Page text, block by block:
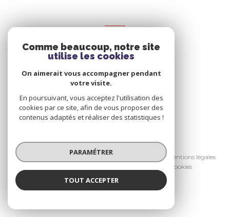
Nous suivre
© 2026 | Tous droits réservés
Nos honoraires
Nos partenaires
Mentions légales
Cookies
Réalisé par :
Comme beaucoup, notre site
utilise les cookies
On aimerait vous accompagner pendant
votre visite.
En poursuivant, vous acceptez l'utilisation des
cookies par ce site, afin de vous proposer des
contenus adaptés et réaliser des statistiques !
PARAMÉTRER
TOUT ACCEPTER